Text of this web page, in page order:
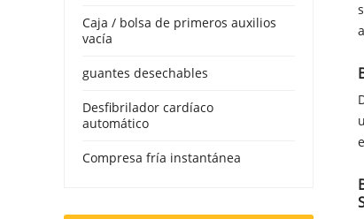
Caja / bolsa de primeros auxilios
vacía
guantes desechables
Desfibrilador cardíaco
automático
Compresa fría instantánea